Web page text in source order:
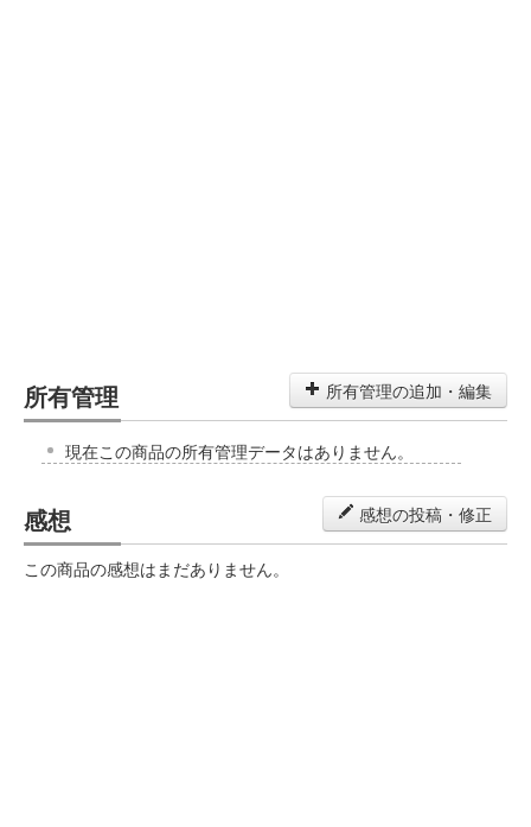
所有管理 所有管理の追加・編集
現在この商品の所有管理データはありません。
感想 感想の投稿・修正
この商品の感想はまだありません。